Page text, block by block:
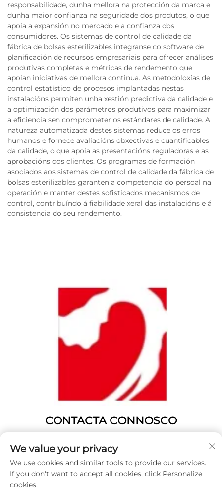
responsabilidade, dunha mellora na protección da marca e
dunha maior confianza na seguridade dos produtos, o que
apoia a expansión no mercado e a confianza dos
consumidores. Os sistemas de control de calidade da
fábrica de bolsas esterilizables integranse co software de
planificación de recursos empresariais para ofrecer análises
produtivas completas e métricas de rendemento que
apoian iniciativas de mellora continua. As metodoloxías de
control estatístico de procesos implantadas nestas
instalacións permiten unha xestión predictiva da calidade e
a optimización dos parámetros produtivos para maximizar
a eficiencia sen comprometer os estándares de calidade. A
natureza automatizada destes sistemas reduce os erros
humanos e fornece avaliacións obxectivas e cuantificables
da calidade, o que apoia as presentacións reguladoras e as
aprobacións dos clientes. Os programas de formación
asociados aos sistemas de control de calidade da fábrica de
bolsas esterilizables garanten a competencia do persoal na
operación e manter destes sofisticados mecanismos de
control, contribuíndo á fiabilidade xeral das instalacións e á
consistencia do seu rendemento.
CONTACTA CONNOSCO
Weihai, provincia de Shandong, China.
Tel:0631 5900466
Correo electrónico:
[email protected]
We value your privacy
We use cookies and similar tools to provide our services.
If you don't want to accept all cookies, click Personalize
cookies.